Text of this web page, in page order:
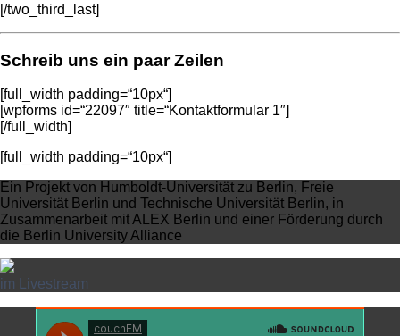
[/two_third_last]
Schreib uns ein paar Zeilen
[full_width padding=“10px“]
[wpforms id=“22097″ title=“Kontaktformular 1″]
[/full_width]
[full_width padding=“10px“]
Ein Projekt von Humboldt-Universität zu Berlin, Freie
Universität Berlin und Technische Universität Berlin, in
Zusammenarbeit mit ALEX Berlin und einer Förderung durch
die Berlin University Alliance
im Livestream